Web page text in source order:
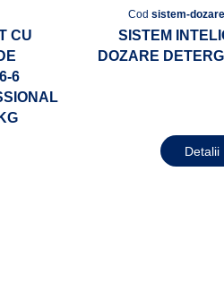
CU
6
Codsistem-
SISTEM
DOZARE
Detalii